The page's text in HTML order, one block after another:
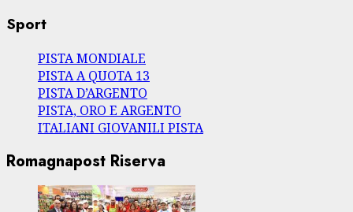
Sport
PISTA MONDIALE
PISTA A QUOTA 13
PISTA D’ARGENTO
PISTA, ORO E ARGENTO
ITALIANI GIOVANILI PISTA
Romagnapost Riserva